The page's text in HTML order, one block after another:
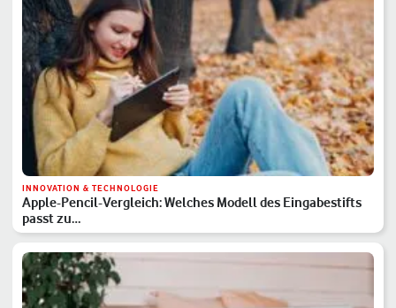
INNOVATION & TECHNOLOGIE
Apple-Pencil-Vergleich: Welches Modell des Eingabestifts
passt zu…